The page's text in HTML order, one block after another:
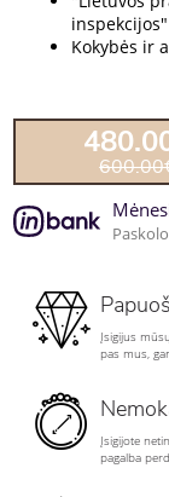
Kokybės ir
Įsigijus
pas mus,
Įsigijote
pagalba